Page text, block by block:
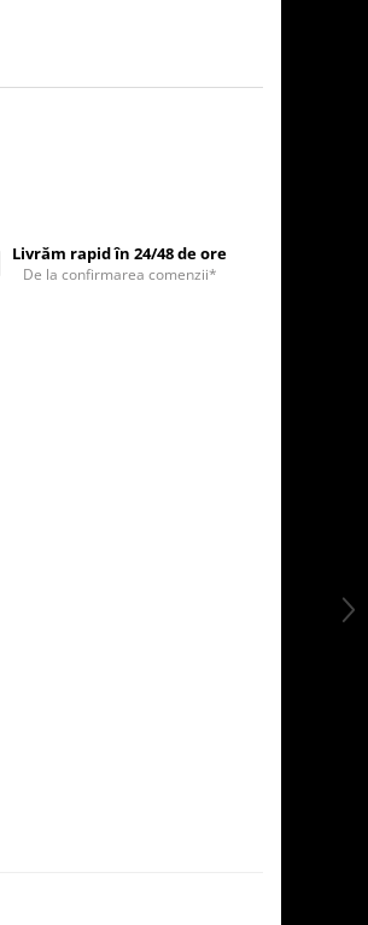
Livrăm rapid în 24/48 de ore
De la confirmarea comenzii*